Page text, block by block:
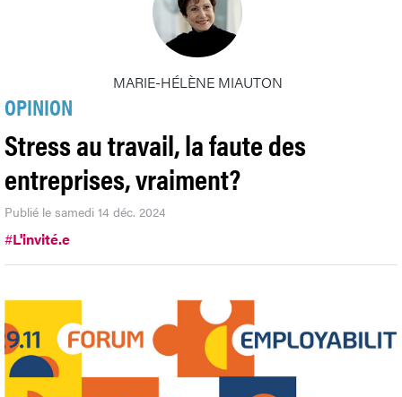
MARIE-HÉLÈNE MIAUTON
OPINION
Stress au travail, la faute des
entreprises, vraiment?
Publié le samedi 14 déc. 2024
#L'invité.e